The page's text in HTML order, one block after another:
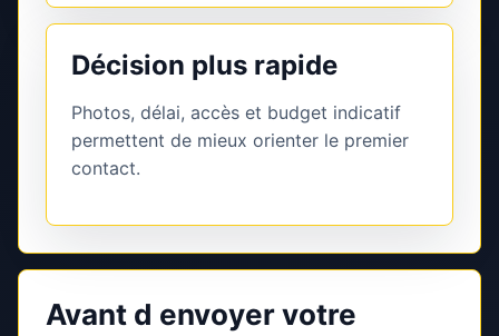
Décision plus rapide
Photos, délai, accès et budget indicatif
permettent de mieux orienter le premier
contact.
Avant d envoyer votre